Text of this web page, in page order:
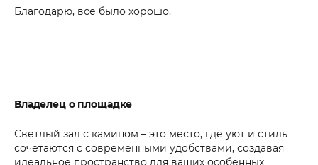
Благодарю, все было хорошо.
Владелец о площадке
Светлый зал с камином – это место, где уют и стиль
сочетаются с современными удобствами, создавая
идеальное пространство для ваших особенных